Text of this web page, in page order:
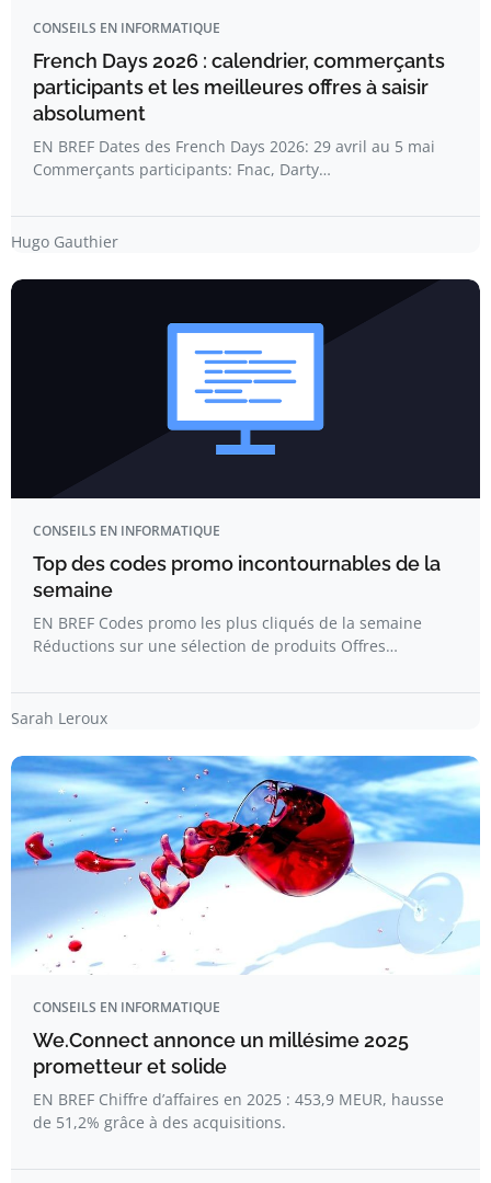
CONSEILS EN INFORMATIQUE
French Days 2026 : calendrier, commerçants
participants et les meilleures offres à saisir
absolument
EN BREF Dates des French Days 2026: 29 avril au 5 mai
Commerçants participants: Fnac, Darty…
Hugo Gauthier
CONSEILS EN INFORMATIQUE
Top des codes promo incontournables de la
semaine
EN BREF Codes promo les plus cliqués de la semaine
Réductions sur une sélection de produits Offres…
Sarah Leroux
CONSEILS EN INFORMATIQUE
We.Connect annonce un millésime 2025
prometteur et solide
EN BREF Chiffre d’affaires en 2025 : 453,9 MEUR, hausse
de 51,2% grâce à des acquisitions.